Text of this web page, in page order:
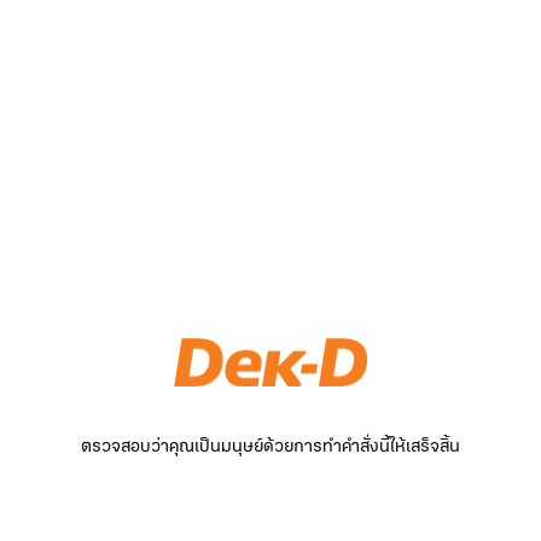
ตรวจสอบว่าคุณเป็นมนุษย์ด้วยการทำคำสั่งนี้ให้เสร็จสิ้น